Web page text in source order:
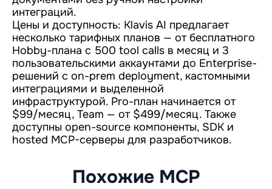
интеграций.
Цены и доступность: Klavis AI предлагает
несколько тарифных планов — от бесплатного
Hobby-плана с 500 tool calls в месяц и 3
пользовательскими аккаунтами до Enterprise-
решений с on-prem deployment, кастомными
интеграциями и выделенной
инфраструктурой. Pro-план начинается от
$99/месяц, Team — от $499/месяц. Также
доступны open-source компоненты, SDK и
hosted MCP-серверы для разработчиков.
Похожие MCP